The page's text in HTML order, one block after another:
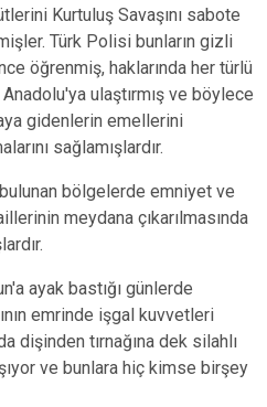
Kurtuluş Savaşını sabote
Türk Polisi bunların gizli
öğrenmiş, haklarında her türlü
ulaştırmış ve böylece
gidenlerin emellerini
sağlamışlardır.
bölgelerde emniyet ve
meydana çıkarılmasında
ayak bastığı günlerde
emrinde işgal kuvvetleri
dişinden tırnağına dek silahlı
ve bunlara hiç kimse birşey